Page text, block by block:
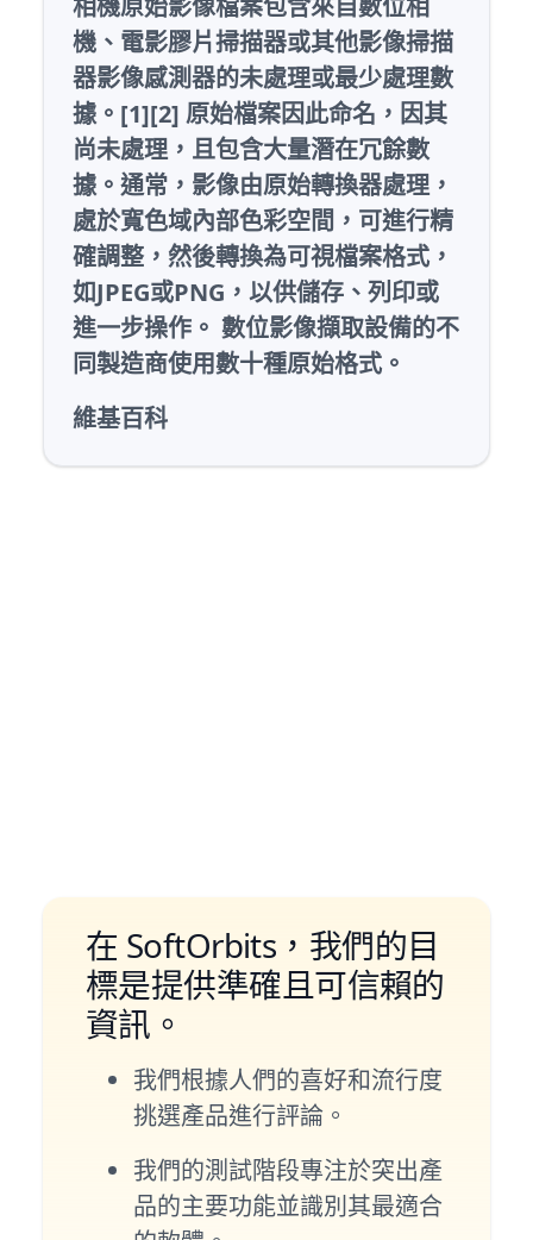
相機原始影像檔案包含來自數位相
機、電影膠片掃描器或其他影像掃描
器影像感測器的未處理或最少處理數
據。[1][2] 原始檔案因此命名，因其
尚未處理，且包含大量潛在冗餘數
據。通常，影像由原始轉換器處理，
處於寬色域內部色彩空間，可進行精
確調整，然後轉換為可視檔案格式，
如JPEG或PNG，以供儲存、列印或
進一步操作。 數位影像擷取設備的不
同製造商使用數十種原始格式。
維基百科
在 SoftOrbits，我們的目
標是提供準確且可信賴的
資訊。
我們根據人們的喜好和流行度
挑選產品進行評論。
我們的測試階段專注於突出產
品的主要功能並識別其最適合